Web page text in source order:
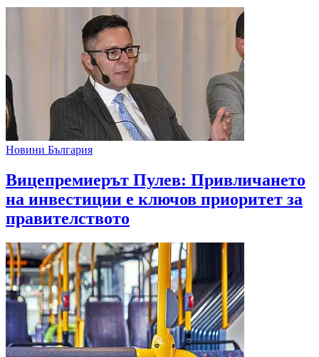
Новини България
Вицепремиерът Пулев: Привличането
на инвестиции е ключов приоритет за
правителството